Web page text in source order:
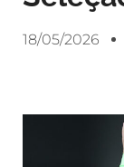
18/05/2026